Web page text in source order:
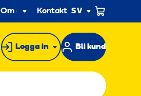
Om ossUndermeny
Kontakt SV
Logga in Bli kund